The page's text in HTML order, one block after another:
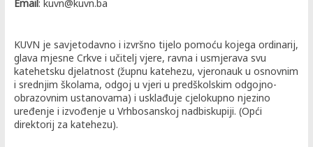
Email: kuvn@kuvn.ba
KUVN je savjetodavno i izvršno tijelo pomoću kojega ordinarij,
glava mjesne Crkve i učitelj vjere, ravna i usmjerava svu
katehetsku djelatnost (župnu katehezu, vjeronauk u osnovnim
i srednjim školama, odgoj u vjeri u predškolskim odgojno-
obrazovnim ustanovama) i usklađuje cjelokupno njezino
uređenje i izvođenje u Vrhbosanskoj nadbiskupiji. (Opći
direktorij za katehezu).